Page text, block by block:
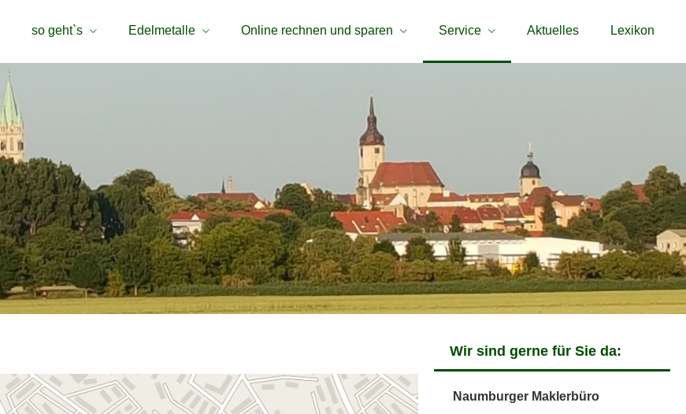
so geht`s Edelmetalle Online rechnen und sparen Service Aktuelles Lexikon
Wir sind gerne für Sie da:
Naumburger Maklerbüro